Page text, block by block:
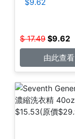
$9.62
$ 17.49 $9.62
由此查看